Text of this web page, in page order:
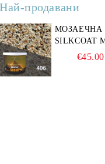
Полиран
SAVONA GREY
светло сив мрамор
€22.50
Най-продавани
МОЗАЕЧНА
SILKCOAT
PLASTER
€45.00